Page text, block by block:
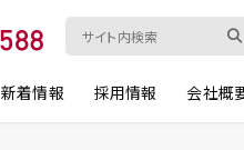
新着情報 採用情報 会社概